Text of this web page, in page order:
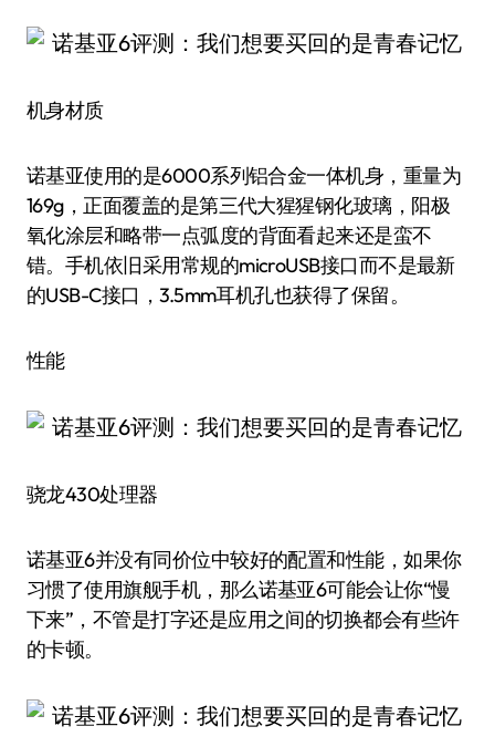
机身材质
诺基亚使用的是6000系列铝合金一体机身，重量为
169g，正面覆盖的是第三代大猩猩钢化玻璃，阳极
氧化涂层和略带一点弧度的背面看起来还是蛮不
错。手机依旧采用常规的microUSB接口而不是最新
的USB-C接口，3.5mm耳机孔也获得了保留。
性能
骁龙430处理器
诺基亚6并没有同价位中较好的配置和性能，如果你
习惯了使用旗舰手机，那么诺基亚6可能会让你“慢
下来”，不管是打字还是应用之间的切换都会有些许
的卡顿。